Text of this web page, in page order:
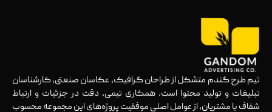
تیم طرح گندم متشکل از طراحان گرافیک، عکاسان صنعتی، کارشناسان
تبلیغات و تولید محتوا است. همکاری تیمی، دقت در جزئیات و ارتباط
شفاف با مشتریان، از عوامل اصلی موفقیت پروژه‌های این مجموعه محسوب